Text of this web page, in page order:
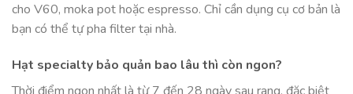
cho V60, moka pot hoặc espresso. Chỉ cần dụng cụ cơ bản là
bạn có thể tự pha filter tại nhà.
Hạt specialty bảo quản bao lâu thì còn ngon?